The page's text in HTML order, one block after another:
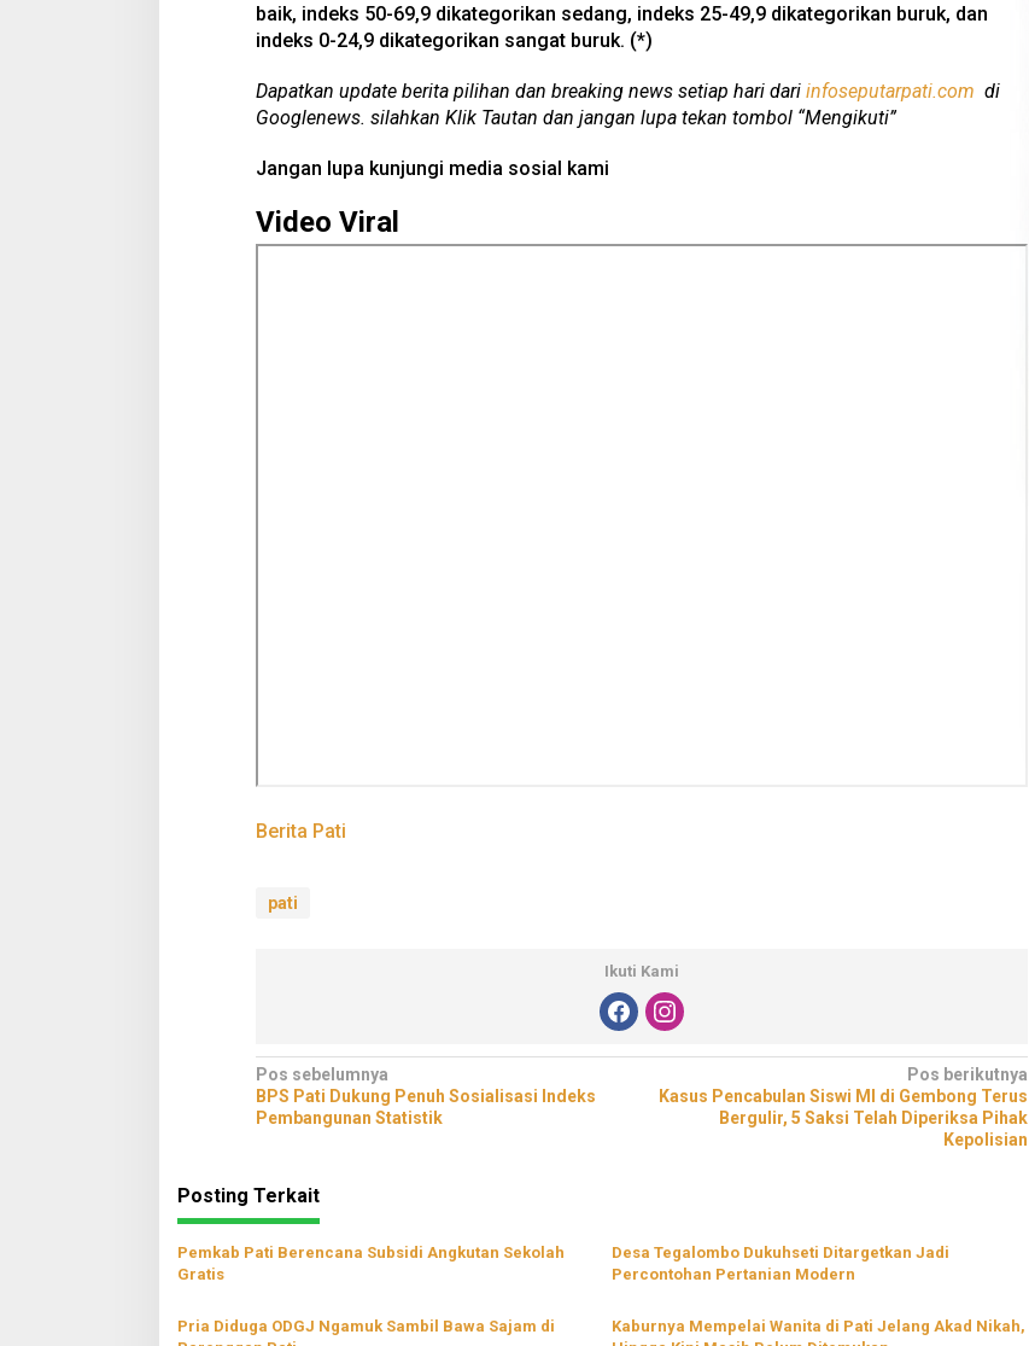
baik, indeks 50-69,9 dikategorikan sedang, indeks 25-49,9 dikategorikan buruk, dan
indeks 0-24,9 dikategorikan sangat buruk. (*)
Dapatkan update berita pilihan dan breaking news setiap hari dari infoseputarpati.com di
Googlenews. silahkan Klik Tautan dan jangan lupa tekan tombol “Mengikuti”
Jangan lupa kunjungi media sosial kami
Video Viral
Berita Pati
pati
Ikuti Kami
Navigasi
pos
Pos sebelumnya
BPS Pati Dukung Penuh Sosialisasi Indeks
Pembangunan Statistik
Pos berikutnya
Kasus Pencabulan Siswi MI di Gembong Terus
Bergulir, 5 Saksi Telah Diperiksa Pihak
Kepolisian
Posting Terkait
Pemkab Pati Berencana Subsidi Angkutan Sekolah
Gratis
Desa Tegalombo Dukuhseti Ditargetkan Jadi
Percontohan Pertanian Modern
Pria Diduga ODGJ Ngamuk Sambil Bawa Sajam di
Kaburnya Mempelai Wanita di Pati Jelang Akad Nikah,